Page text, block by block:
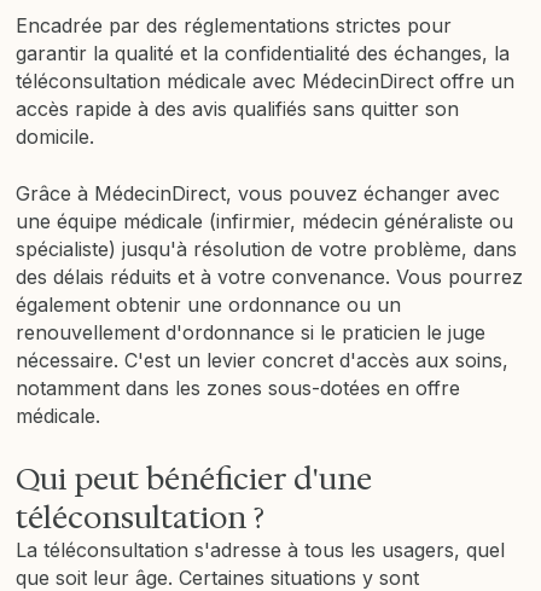
Encadrée par des réglementations strictes pour
garantir la qualité et la confidentialité des échanges, la
téléconsultation médicale avec MédecinDirect offre un
accès rapide à des avis qualifiés sans quitter son
domicile.
Grâce à MédecinDirect, vous pouvez échanger avec
une équipe médicale (infirmier, médecin généraliste ou
spécialiste) jusqu'à résolution de votre problème, dans
des délais réduits et à votre convenance. Vous pourrez
également obtenir une ordonnance ou un
renouvellement d'ordonnance si le praticien le juge
nécessaire. C'est un levier concret d'accès aux soins,
notamment dans les zones sous-dotées en offre
médicale.
Qui peut bénéficier d'une
téléconsultation ?
La téléconsultation s'adresse à tous les usagers, quel
que soit leur âge. Certaines situations y sont